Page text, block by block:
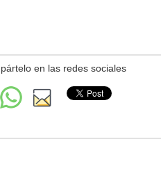
en las redes sociales